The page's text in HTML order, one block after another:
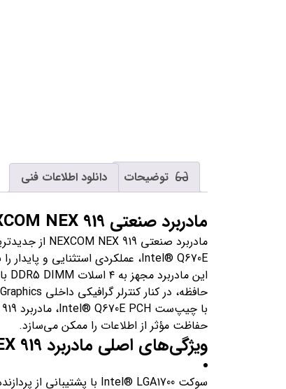
توضیحات دانلود اطلاعات فنی
مادربرد صنعتی NEXCOM NEX 919 — قدرت نسل آینده برای هوش مصنوعی و اینترنت اشیا
Intel® Q670E، عملکردی استثنایی و پایدار را برای کاربردهای صنعتی و هوشمند فراهم می‌سازد.
حافظه، در کنار کنترلر گرافیکی داخلی Intel® HD Graphics، کارایی بالایی را در پردازش تصویر و داده تضمین می‌کند.
حفاظت مؤثر از اطلاعات را ممکن می‌سازد.
ویژگی‌های اصلی مادربرد NEX 919
سوکت Intel® LGA1700 با پشتیبانی از پردازنده‌های Intel® Core™ نسل 14، 13 و 12 (حداکثر توان 125 وات)